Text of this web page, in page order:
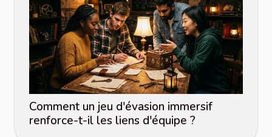
Comment un jeu d'évasion immersif
renforce-t-il les liens d'équipe ?